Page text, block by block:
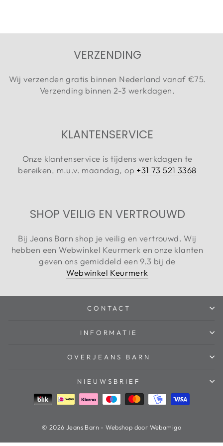
VERZENDING
Wij verzenden gratis binnen Nederland vanaf €75.
Verzending binnen 2-3 werkdagen.
KLANTENSERVICE
Onze klantenservice is tijdens werkdagen te
bereiken, m.u.v. maandag, op +31 73 521 3368
SHOP VEILIG EN VERTROUWD
Bij Jeans Barn shop je veilig en vertrouwd. Wij
hebben een Webwinkel Keurmerk en onze klanten
geven ons gemiddeld een 9.3 bij de
Webwinkel Keurmerk
CONTACT
INFORMATIE
OVERJEANS BARN
NIEUWSBRIEF
© 2026 Jeans Barn - Webshop door Webamigo